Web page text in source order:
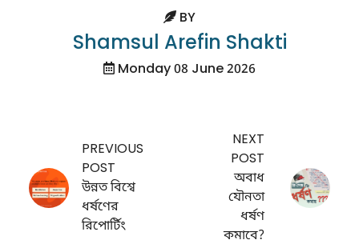
BY
Shamsul Arefin Shakti
Monday 08 June 2026
PREVIOUS
POST
উন্নত বিশ্বে
ধর্ষণের
রিপোর্টিং
NEXT
POST
অবাধ
যৌনতা
ধর্ষণ
কমাবে?